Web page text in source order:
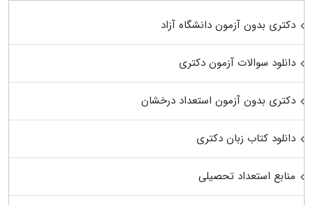
دکتری بدون آزمون دانشگاه آزاد
دانلود سوالات آزمون دکتری
دکتری بدون آزمون استعداد درخشان
دانلود کتاب زبان دکتری
منابع استعداد تحصیلی